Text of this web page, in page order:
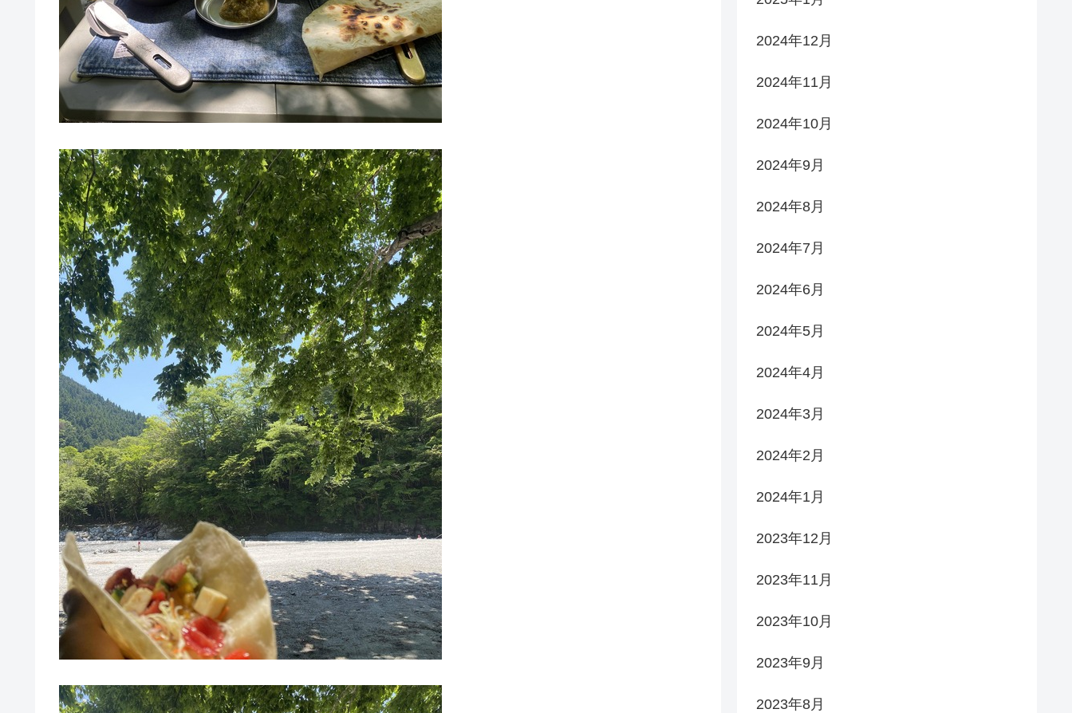
2024年12月
2024年11月
2024年10月
2024年9月
2024年8月
2024年7月
2024年6月
2024年5月
2024年4月
2024年3月
2024年2月
2024年1月
2023年12月
2023年11月
2023年10月
2023年9月
2023年8月